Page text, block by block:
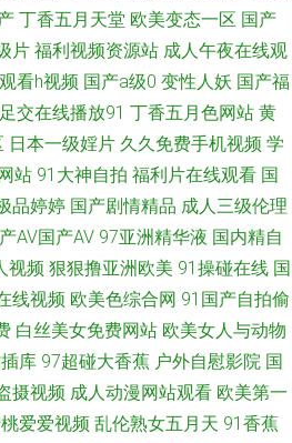
艹人视频 日韩内射影视 香蕉视频入口 91夫
第三页 伊人久久大香 午夜福利视频1 91豆
利黑料 国产自拍第五页 韩日在线 超碰在线
视频 日韩性爱青青草 www操C〇M 国产理
91九色在线磁力 超碰在线探花91 国产ts在
载 91偷拍导航 国产精品自在线 日本色色影
AV福利激情 超碰tv 国产夫妻96 九九精品久
婷五月色偷 亚洲免费黄色网址 91色啦自拍
丁香五月天堂 欧美变态一区 国产
片 福利视频资源站 成人午夜在线观
看h视频 国产a级0 变性人妖 国产福
足交在线播放91 丁香五月色网站 黄
日本一级婬片 久久免费手机视频 学
站 91大神自拍 福利片在线观看 国
品婷婷 国产剧情精品 成人三级伦理
AV国产AV 97亚洲精华液 国内精自
视频 狠狠撸亚洲欧美 91操碰在线 国
线视频 欧美色综合网 91国产自拍偷
白丝美女免费网站 欧美女人与动物
库 97超碰大香蕉 户外自慰影院 国
摄视频 成人动漫网站观看 欧美第一
爱爱视频 乱伦熟女五月天 91香蕉